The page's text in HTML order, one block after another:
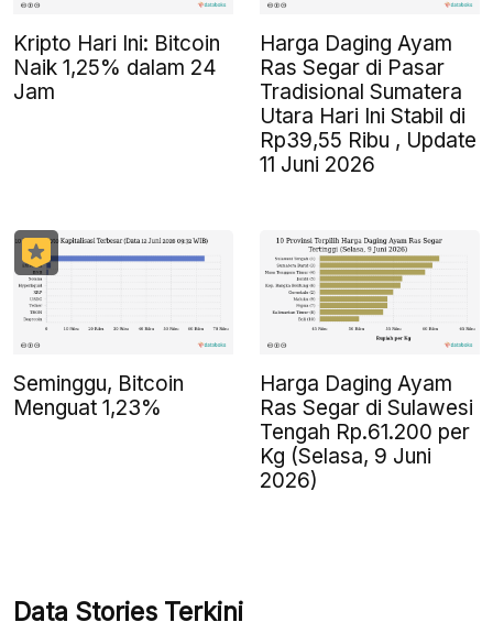
Kripto Hari Ini: Bitcoin
Naik 1,25% dalam 24
Jam
Harga Daging Ayam
Ras Segar di Pasar
Tradisional Sumatera
Utara Hari Ini Stabil di
Rp39,55 Ribu , Update
11 Juni 2026
Seminggu, Bitcoin
Menguat 1,23%
Harga Daging Ayam
Ras Segar di Sulawesi
Tengah Rp.61.200 per
Kg (Selasa, 9 Juni
2026)
Data Stories Terkini